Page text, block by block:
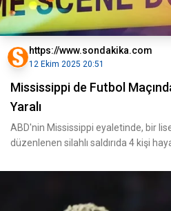
https://www.sondakika.com
12 Ekim 2025 20:51
Mississippi de Futbol
Yaralı
ABD'nin Mississippi eyaletinde, bir
düzenlenen silahlı saldırıda 4 kişi